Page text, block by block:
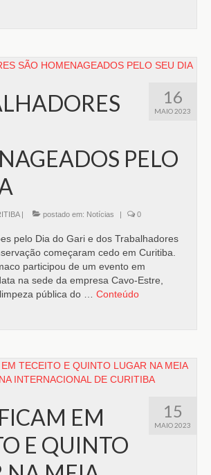
16
MAIO 2023
PELO
| postado em: Notícias 0
pelo Dia do Gari e dos Trabalhadores
começaram cedo em Curitiba.
participou de um evento em
na sede da empresa Cavo-Estre,
pública do … Conteúdo
15
MAIO 2023
EM
E QUINTO